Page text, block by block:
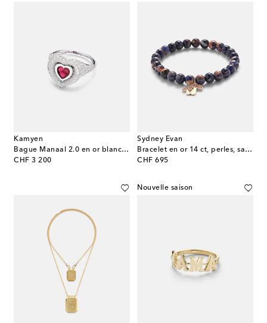
Kamyen
Bague Manaal 2.0 en or blanc 18 ct, rubis et diamants
CHF 3 200
original price
Sydney Evan
Bracelet en or 14 ct, perles, saphirs et sodalite
CHF 695
original price
Nouvelle saison